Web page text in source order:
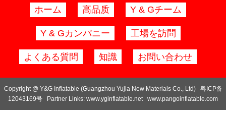
ホーム 高品质 Y & Gチーム
Y & Gカンパニー 工場を訪問
よくある質問 知識 お問い合わせ
Copyright @ Y&G Inflatable (Guangzhou Yujia New Materials Co., Ltd) 粤ICP备
12043169号 Partner Links: www.yginflatable.net www.pangoinflatable.com